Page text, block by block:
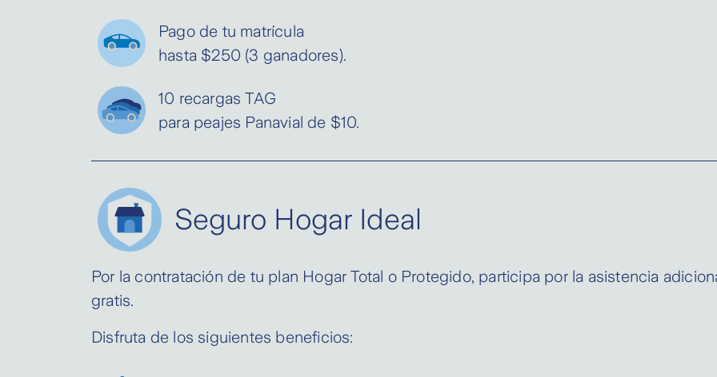
Pago de tu matrícula
hasta $250 (3 ganadores).
10 recargas TAG
para peajes Panavial de $10.
Seguro Hogar Ideal
Por la contratación de tu plan Hogar Total o Protegido, participa por la asistencia
gratis.
Disfruta de los siguientes beneficios: